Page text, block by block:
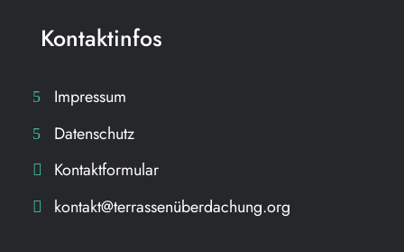
Kontaktinfos
Impressum
Datenschutz
Kontaktformular
kontakt@terrassenüberdachung.org